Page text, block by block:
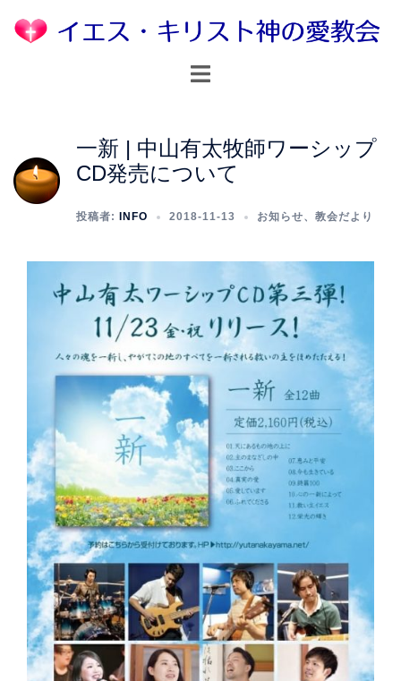
ト
メ
ニ
ュ
一新 | 中山有太牧師ワーシップ
CD発売について
投稿者: INFO 2018-11-13 お知らせ、 教会だより